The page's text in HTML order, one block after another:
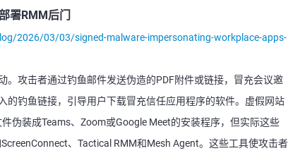
署RMM后门
2026/03/03/signed-malware-impersonating-workplace-apps-
。攻击者通过钓鱼邮件发送伪造的PDF附件或链接，冒充会议邀
的钓鱼链接，引导用户下载冒充信任应用程序的软件。虚假网站
伪装成Teams、Zoom或Google Meet的安装程序，但实际这些
、Tactical RMM和Mesh Agent。这些工具使攻击者